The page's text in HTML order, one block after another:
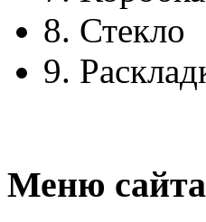
8. Стекло
9.
Меню сайта